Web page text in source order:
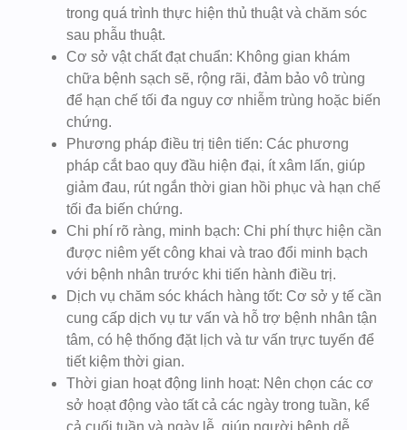
trong quá trình thực hiện thủ thuật và chăm sóc
sau phẫu thuật.
Cơ sở vật chất đạt chuẩn: Không gian khám
chữa bệnh sạch sẽ, rộng rãi, đảm bảo vô trùng
để hạn chế tối đa nguy cơ nhiễm trùng hoặc biến
chứng.
Phương pháp điều trị tiên tiến: Các phương
pháp cắt bao quy đầu hiện đại, ít xâm lấn, giúp
giảm đau, rút ngắn thời gian hồi phục và hạn chế
tối đa biến chứng.
Chi phí rõ ràng, minh bạch: Chi phí thực hiện cần
được niêm yết công khai và trao đổi minh bạch
với bệnh nhân trước khi tiến hành điều trị.
Dịch vụ chăm sóc khách hàng tốt: Cơ sở y tế cần
cung cấp dịch vụ tư vấn và hỗ trợ bệnh nhân tận
tâm, có hệ thống đặt lịch và tư vấn trực tuyến để
tiết kiệm thời gian.
Thời gian hoạt động linh hoạt: Nên chọn các cơ
sở hoạt động vào tất cả các ngày trong tuần, kể
cả cuối tuần và ngày lễ, giúp người bệnh dễ